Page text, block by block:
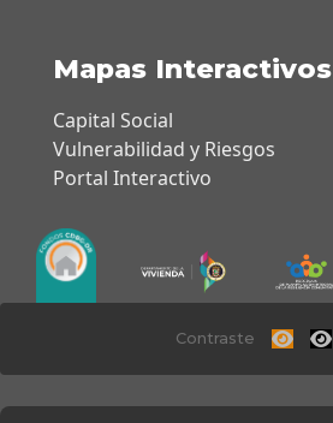
Mapas Interactivos
Capital Social
Vulnerabilidad y Riesgos
Portal Interactivo
Contraste